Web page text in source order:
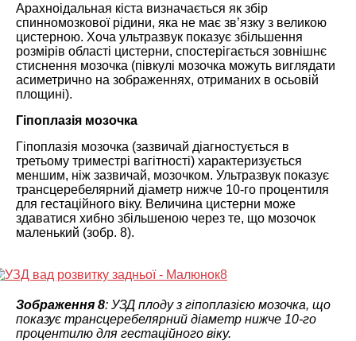
Арахноідальная кіста визначається як збір
спинномозкової рідини, яка не має зв’язку з великою
цистерною. Хоча ультразвук показує збільшення
розмірів області цистерни, спостерігається зовнішнє
стиснення мозочка (півкулі мозочка можуть виглядати
асиметрично на зображеннях, отриманих в осьовій
площині).
Гіпоплазія мозочка
Гіпоплазія мозочка (зазвичай діагностується в
третьому триместрі вагітності) характеризується
меншим, ніж зазвичай, мозочком. Ультразвук показує
трансцеребелярний діаметр нижче 10-го процентиля
для гестаційного віку. Величина цистерни може
здаватися хибно збільшеною через те, що мозочок
маленький (зобр. 8).
Зображення 8: УЗД плоду з гіпоплазією мозочка, що
показує трансцеребелярний діаметр нижче 10-го
процентилю для гестаційного віку.